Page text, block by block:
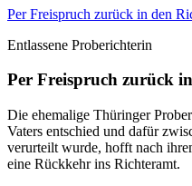
Per Freispruch zurück in den
Entlassene Proberichterin
Per Freispruch zurück
Die ehemalige Thüringer
Vaters entschied und dafür
verurteilt wurde, hofft nach
eine Rückkehr ins Richteramt.